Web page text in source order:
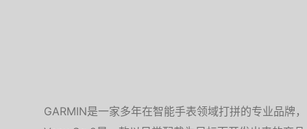
GARMIN是一家多年在智能手表领域打拼的专业品牌